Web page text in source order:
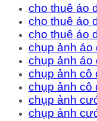
cho thuê áo
cho thuê áo
cho thuê áo
chụp ảnh áo
chụp ảnh áo
chụp ảnh cô
chụp ảnh cô
chụp ảnh
chụp ảnh